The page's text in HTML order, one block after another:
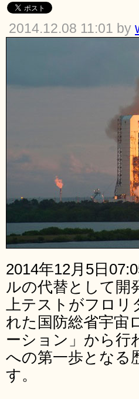
2014.12.08 11:01 by
2014年12月5日
ルの代替として開
上テストがフロ
れた国防総省宇宙
ーション」から行
への第一歩となる
す。